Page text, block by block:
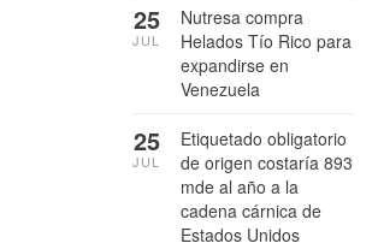
Nutresa compra
Helados Tío Rico para
expandirse en
Venezuela
25
JUL
Etiquetado obligatorio
de origen costaría 893
mde al año a la
cadena cárnica de
Estados Unidos
25
JUL